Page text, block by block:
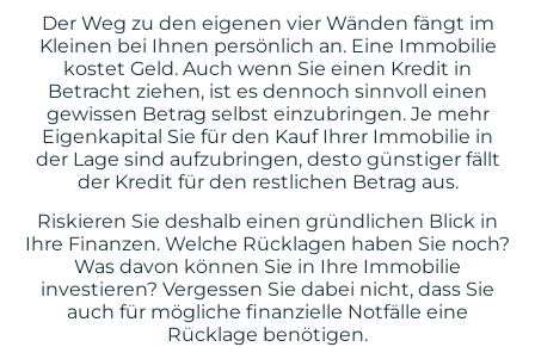
Der Weg zu den eigenen vier Wänden fängt im
Kleinen bei Ihnen persönlich an. Eine Immobilie
kostet Geld. Auch wenn Sie einen Kredit in
Betracht ziehen, ist es dennoch sinnvoll einen
gewissen Betrag selbst einzubringen. Je mehr
Eigenkapital Sie für den Kauf Ihrer Immobilie in
der Lage sind aufzubringen, desto günstiger fällt
der Kredit für den restlichen Betrag aus.
Riskieren Sie deshalb einen gründlichen Blick in
Ihre Finanzen. Welche Rücklagen haben Sie noch?
Was davon können Sie in Ihre Immobilie
investieren? Vergessen Sie dabei nicht, dass Sie
auch für mögliche finanzielle Notfälle eine
Rücklage benötigen.